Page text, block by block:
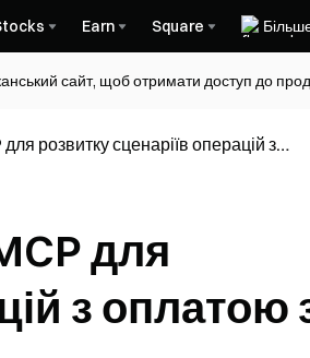
Earn Square
сайт, щоб отримати доступ до
розвитку сценаріїв операцій з
для
з оплатою